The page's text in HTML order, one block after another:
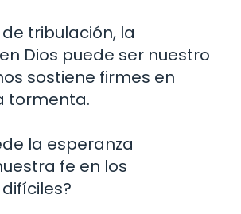
tribulación, la
Dios puede ser nuestro
sostiene firmes en
tormenta.
la esperanza
fe en los